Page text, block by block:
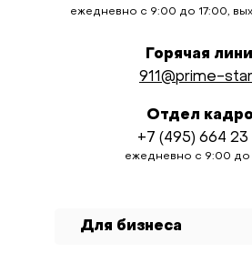
Для бизнеса
ежедневно с 9:00 до 17:00,
Горячая
911@prime-
Отдел
+7 (495) 664 23
ежедневно с 9:00 до